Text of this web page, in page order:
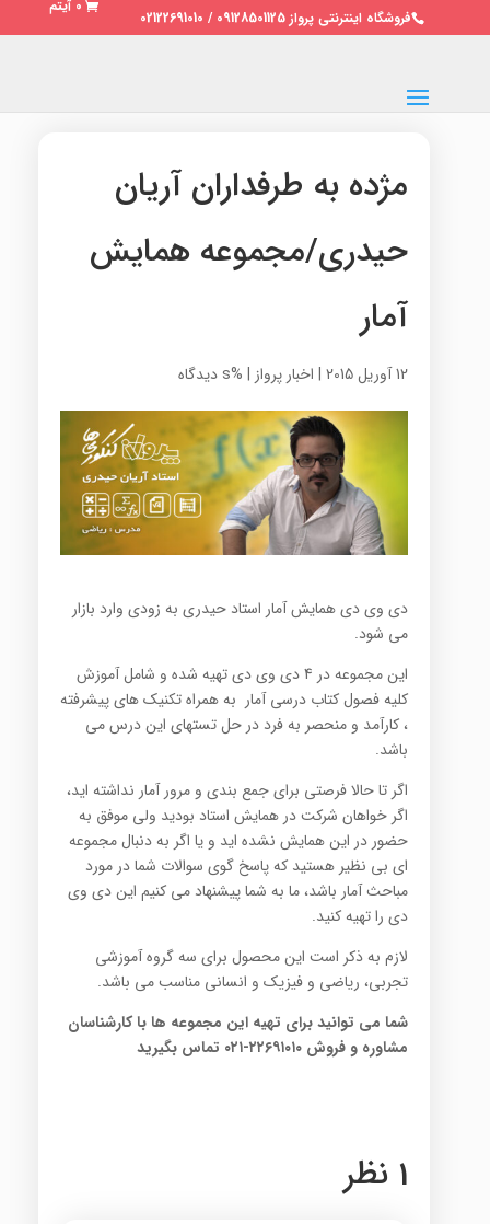
فروشگاه اینترنتی پرواز 09128501125 / 02122691010
0 آیتم
مژده به طرفداران آریان
حیدری/مجموعه همایش
آمار
12 آوریل 2015 | اخبار پرواز | %s دیدگاه
دی وی دی همایش آمار استاد حیدری به زودی وارد بازار
می شود.
این مجموعه در 4 دی وی دی تهیه شده و شامل آموزش
کلیه فصول کتاب درسی آمار به همراه تکنیک های پیشرفته
، کارآمد و منحصر به فرد در حل تستهای این درس می
باشد.
اگر تا حالا فرصتی برای جمع بندی و مرور آمار نداشته اید،
اگر خواهان شرکت در همایش استاد بودید ولی موفق به
حضور در این همایش نشده اید و یا اگر به دنبال مجموعه
ای بی نظیر هستید که پاسخ گوی سوالات شما در مورد
مباحث آمار باشد، ما به شما پیشنهاد می کنیم این دی وی
دی را تهیه کنید.
لازم به ذکر است این محصول برای سه گروه آموزشی
تجربی، ریاضی و فیزیک و انسانی مناسب می باشد.
شما می توانید برای تهیه این مجموعه ها با کارشناسان
مشاوره و فروش ۲۲۶۹۱۰۱۰-۰۲۱ تماس بگیرید
1 نظر